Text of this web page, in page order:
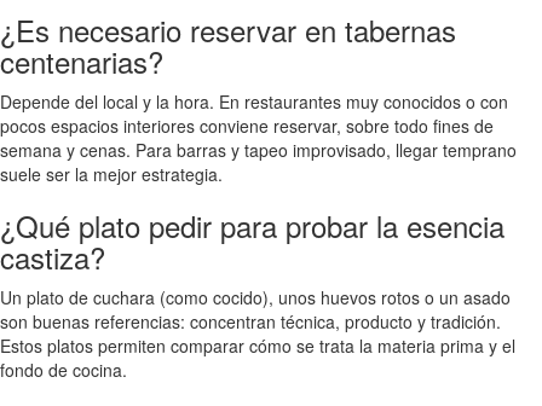
¿Es necesario reservar en tabernas
centenarias?
Depende del local y la hora. En restaurantes muy conocidos o con
pocos espacios interiores conviene reservar, sobre todo fines de
semana y cenas. Para barras y tapeo improvisado, llegar temprano
suele ser la mejor estrategia.
¿Qué plato pedir para probar la esencia
castiza?
Un plato de cuchara (como cocido), unos huevos rotos o un asado
son buenas referencias: concentran técnica, producto y tradición.
Estos platos permiten comparar cómo se trata la materia prima y el
fondo de cocina.